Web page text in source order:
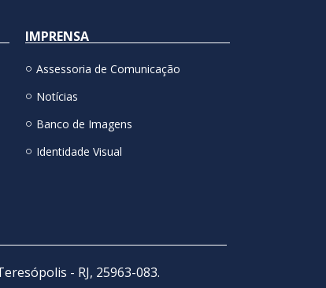
IMPRENSA
Assessoria de Comunicação
Notícias
Banco de Imagens
Identidade Visual
- RJ, 25963-083.